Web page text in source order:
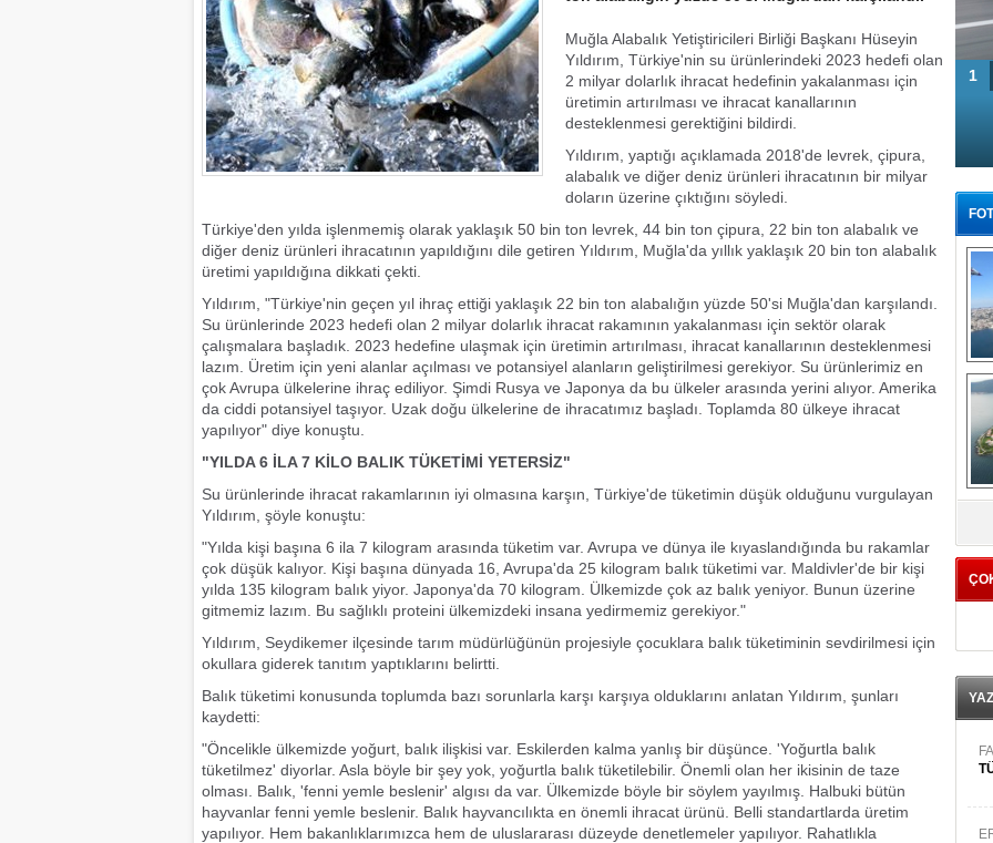
Muğla Alabalık Yetiştiricileri Birliği Başkanı Hüseyin
Yıldırım, Türkiye'nin su ürünlerindeki 2023 hedefi olan
2 milyar dolarlık ihracat hedefinin yakalanması için
üretimin artırılması ve ihracat kanallarının
desteklenmesi gerektiğini bildirdi.
Yıldırım, yaptığı açıklamada 2018'de levrek, çipura,
alabalık ve diğer deniz ürünleri ihracatının bir milyar
doların üzerine çıktığını söyledi.
Türkiye'den yılda işlenmemiş olarak yaklaşık 50 bin ton levrek, 44 bin ton çipura, 22 bin ton alabalık ve
diğer deniz ürünleri ihracatının yapıldığını dile getiren Yıldırım, Muğla'da yıllık yaklaşık 20 bin ton alabalık
üretimi yapıldığına dikkati çekti.
Yıldırım, "Türkiye'nin geçen yıl ihraç ettiği yaklaşık 22 bin ton alabalığın yüzde 50'si Muğla'dan karşılandı.
Su ürünlerinde 2023 hedefi olan 2 milyar dolarlık ihracat rakamının yakalanması için sektör olarak
çalışmalara başladık. 2023 hedefine ulaşmak için üretimin artırılması, ihracat kanallarının desteklenmesi
lazım. Üretim için yeni alanlar açılması ve potansiyel alanların geliştirilmesi gerekiyor. Su ürünlerimiz en
çok Avrupa ülkelerine ihraç ediliyor. Şimdi Rusya ve Japonya da bu ülkeler arasında yerini alıyor. Amerika
da ciddi potansiyel taşıyor. Uzak doğu ülkelerine de ihracatımız başladı. Toplamda 80 ülkeye ihracat
yapılıyor" diye konuştu.
"YILDA 6 İLA 7 KİLO BALIK TÜKETİMİ YETERSİZ"
Su ürünlerinde ihracat rakamlarının iyi olmasına karşın, Türkiye'de tüketimin düşük olduğunu vurgulayan
Yıldırım, şöyle konuştu:
"Yılda kişi başına 6 ila 7 kilogram arasında tüketim var. Avrupa ve dünya ile kıyaslandığında bu rakamlar
çok düşük kalıyor. Kişi başına dünyada 16, Avrupa'da 25 kilogram balık tüketimi var. Maldivler'de bir kişi
yılda 135 kilogram balık yiyor. Japonya'da 70 kilogram. Ülkemizde çok az balık yeniyor. Bunun üzerine
gitmemiz lazım. Bu sağlıklı proteini ülkemizdeki insana yedirmemiz gerekiyor."
Yıldırım, Seydikemer ilçesinde tarım müdürlüğünün projesiyle çocuklara balık tüketiminin sevdirilmesi için
okullara giderek tanıtım yaptıklarını belirtti.
Balık tüketimi konusunda toplumda bazı sorunlarla karşı karşıya olduklarını anlatan Yıldırım, şunları
kaydetti:
"Öncelikle ülkemizde yoğurt, balık ilişkisi var. Eskilerden kalma yanlış bir düşünce. 'Yoğurtla balık
tüketilmez' diyorlar. Asla böyle bir şey yok, yoğurtla balık tüketilebilir. Önemli olan her ikisinin de taze
olması. Balık, 'fenni yemle beslenir' algısı da var. Ülkemizde böyle bir söylem yayılmış. Halbuki bütün
hayvanlar fenni yemle beslenir. Balık hayvancılıkta en önemli ihracat ürünü. Belli standartlarda üretim
yapılıyor. Hem bakanlıklarımızca hem de uluslararası düzeyde denetlemeler yapılıyor. Rahatlıkla
1